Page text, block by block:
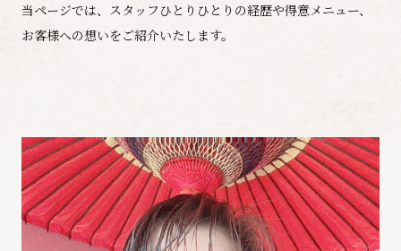
​​​​​​​当ページでは、スタッフひとりひとりの経歴や得意メニュー、
お客様への想いをご紹介いたします。